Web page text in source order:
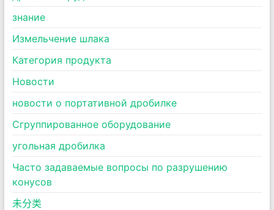
знание
Измельчение шлака
Категория продукта
Новости
новости о портативной дробилке
Сгруппированное оборудование
угольная дробилка
Часто задаваемые вопросы по разрушению
конусов
未分类